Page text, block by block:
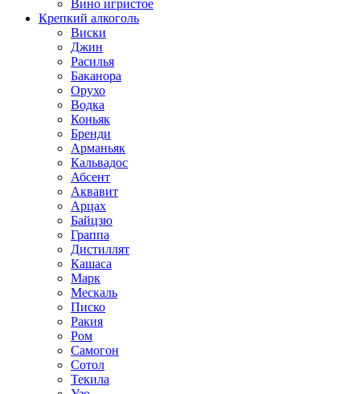
Вино игристое
Крепкий алкоголь
Виски
Джин
Расилья
Баканора
Орухо
Водка
Коньяк
Бренди
Арманьяк
Кальвадос
Абсент
Аквавит
Арцах
Байцзю
Граппа
Дистиллят
Кашаса
Марк
Мескаль
Писко
Ракия
Ром
Самогон
Сотол
Текила